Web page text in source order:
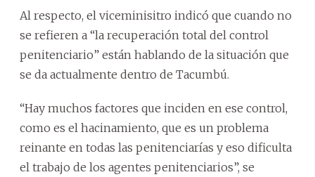
Al respecto, el viceminisitro indicó que cuando no
se refieren a “la recuperación total del control
penitenciario” están hablando de la situación que
se da actualmente dentro de Tacumbú.
“Hay muchos factores que inciden en ese control,
como es el hacinamiento, que es un problema
reinante en todas las penitenciarías y eso dificulta
el trabajo de los agentes penitenciarios”, se